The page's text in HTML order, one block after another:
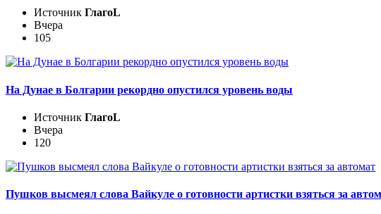
Источник ГлагоL
Вчера
105
На Дунае в Болгарии рекордно опустился уровень воды
Источник ГлагоL
Вчера
120
Пушков высмеял слова Вайкуле о готовности артистки взяться за